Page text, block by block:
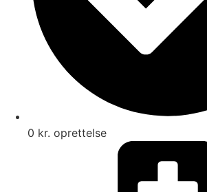
0 kr. oprettelse